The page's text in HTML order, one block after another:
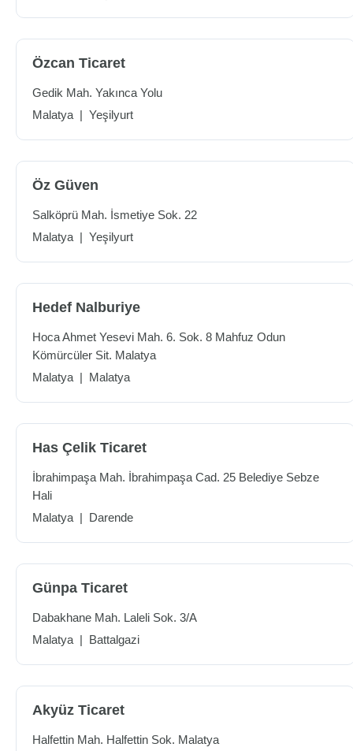
Özcan Ticaret
Gedik Mah. Yakınca Yolu
Malatya | Yeşilyurt
Öz Güven
Salköprü Mah. İsmetiye Sok. 22
Malatya | Yeşilyurt
Hedef Nalburiye
Hoca Ahmet Yesevi Mah. 6. Sok. 8 Mahfuz Odun
Kömürcüler Sit. Malatya
Malatya | Malatya
Has Çelik Ticaret
İbrahimpaşa Mah. İbrahimpaşa Cad. 25 Belediye Sebze
Hali
Malatya | Darende
Günpa Ticaret
Dabakhane Mah. Laleli Sok. 3/A
Malatya | Battalgazi
Akyüz Ticaret
Halfettin Mah. Halfettin Sok. Malatya